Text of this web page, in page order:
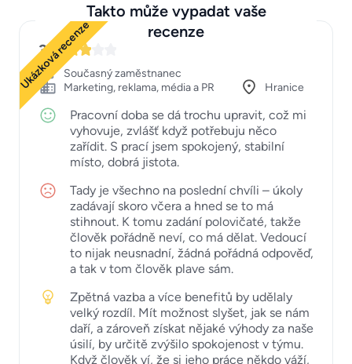
Takto může vypadat vaše
recenze
Ukázková recenze
3
Současný zaměstnanec
Marketing, reklama, média a PR
Hranice
Pracovní doba se dá trochu upravit, což mi
vyhovuje, zvlášť když potřebuju něco
zařídit. S prací jsem spokojený, stabilní
místo, dobrá jistota.
Tady je všechno na poslední chvíli – úkoly
zadávají skoro včera a hned se to má
stihnout. K tomu zadání polovičaté, takže
člověk pořádně neví, co má dělat. Vedoucí
to nijak neusnadní, žádná pořádná odpověď,
a tak v tom člověk plave sám.
Zpětná vazba a více benefitů by udělaly
velký rozdíl. Mít možnost slyšet, jak se nám
daří, a zároveň získat nějaké výhody za naše
úsilí, by určitě zvýšilo spokojenost v týmu.
Když člověk ví, že si jeho práce někdo váží,